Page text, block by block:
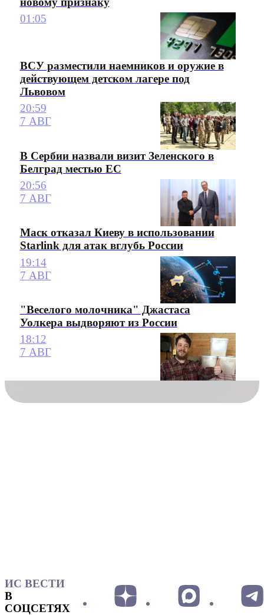
01:05
ВСУ разместили наемников и оружие в
действующем детском лагере под
Львовом
20:59
7 АВГ
В Сербии назвали визит Зеленского в
Белград местью ЕС
20:56
7 АВГ
Маск отказал Киеву в использовании
Starlink для атак вглубь России
19:14
7 АВГ
"Веселого молочника" Джастаса
Уолкера выдворяют из России
18:12
7 АВГ
ИС ВЕСТИ
В
СОЦСЕТЯХ